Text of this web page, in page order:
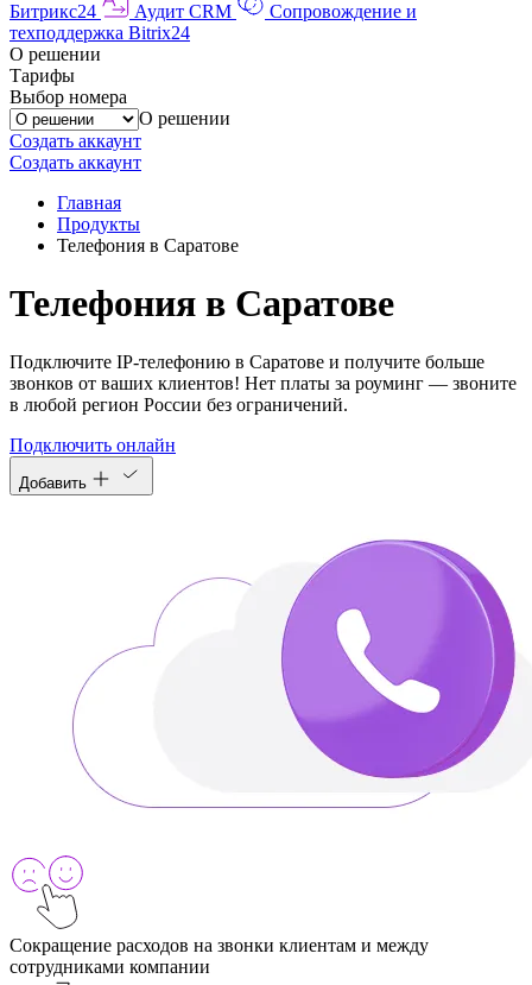
Битрикс24
Аудит CRM
Сопровождение и
техподдержка Bitrix24
О решении
Тарифы
Выбор номера
О решении
Создать аккаунт
Создать аккаунт
Главная
Продукты
Телефония в Саратове
Телефония в Саратове
Подключите IP-телефонию в Саратове и получите больше
звонков от ваших клиентов! Нет платы за роуминг — звоните
в любой регион России без ограничений.
Подключить онлайн
Добавить
Сокращение расходов на звонки клиентам и между
сотрудниками компании